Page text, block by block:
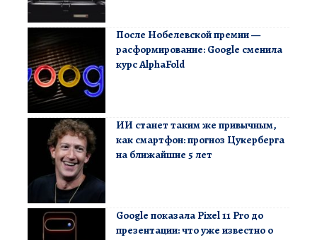
После Нобелевской премии —
расформирование: Google сменила
курс AlphaFold
ИИ станет таким же привычным,
как смартфон: прогноз Цукерберга
на ближайшие 5 лет
Google показала Pixel 11 Pro до
презентации: что уже известно о